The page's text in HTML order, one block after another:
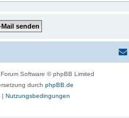
Software © phpBB Limited
durch phpBB.de
| Nutzungsbedingungen